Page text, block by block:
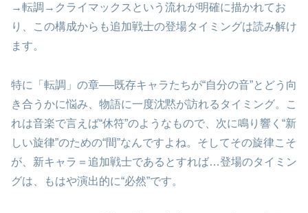
→転調→クライマックスという流れが明確に描かれてお
り、この構成からも追加戦士の登場タイミングは読み解け
ます。
特に「転調」の章──既存キャラたちが“自分の音”とどう向
き合うかに悩み、物語に一度沈黙が訪れるタイミング。こ
れは音楽で言えば“休符”のようなもので、次に鳴り響く“新
しい旋律”のための“間”なんですよね。そしてその旋律こそ
が、新キャラ＝追加戦士であるとすれば…登場のタイミン
グは、もはや演出的に“必然”です。